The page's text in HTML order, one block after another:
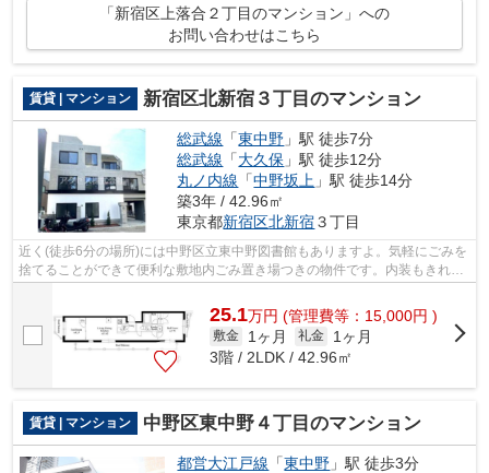
「新宿区上落合２丁目のマンション」への
お問い合わせはこちら
賃貸 | マンション 新宿区北新宿３丁目のマンション
総武線 「東中野 」駅 徒歩7分
総武線 「大久保 」駅 徒歩12分
丸ノ内線 「中野坂上 」駅 徒歩14分
築3年 / 42.96㎡
東京都新宿区北新宿３丁目
近く(徒歩6分の場所)には中野区立東中野図書館もありますよ。気軽にごみを
捨てることができて便利な敷地内ごみ置き場つきの物件です。内装もきれい
25.1万円 (管理費等：15,000円 )
敷金 1ヶ月 礼金
1ヶ月
3階 / 2LDK / 42.96㎡
賃貸 | マンション 中野区東中野４丁目のマンション
都営大江戸線 「東中野 」駅 徒歩3分